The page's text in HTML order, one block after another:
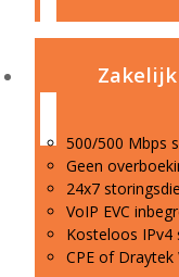
500/500 Mbps
Geen
24x7
VoIP EVC
Kosteloos
CPE of